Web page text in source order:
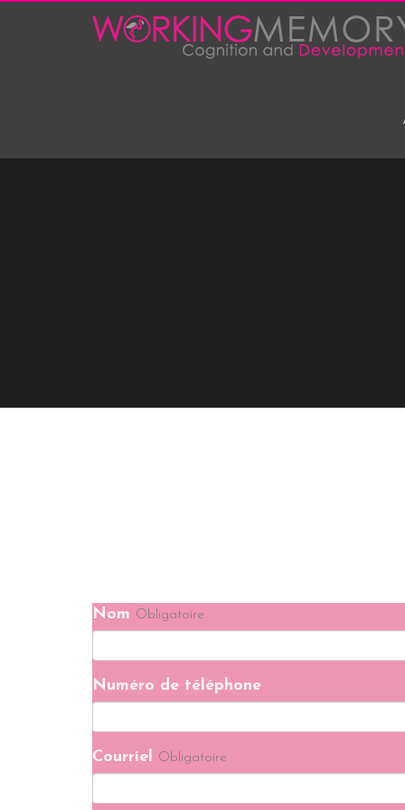
Nom Obligatoire
Numéro de téléphone
Courriel Obligatoire